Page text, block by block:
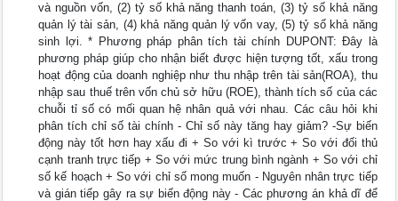
và nguồn vốn, (2) tỷ số khả năng thanh toán, (3) tỷ số khả năng
quản lý tài sản, (4) khả năng quản lý vốn vay, (5) tỷ số khả năng
sinh lợi. * Phương pháp phân tích tài chính DUPONT: Đây là
phương pháp giúp cho nhận biết được hiện tượng tốt, xấu trong
hoạt động của doanh nghiệp như thu nhập trên tài sản(ROA), thu
nhập sau thuế trên vốn chủ sở hữu (ROE), thành tích số của các
chuỗi tỉ số có mối quan hệ nhân quả với nhau. Các câu hỏi khi
phân tích chỉ số tài chính - Chỉ số này tăng hay giảm? -Sự biến
động này tốt hơn hay xấu đi + So với kì trước + So với đối thủ
cạnh tranh trực tiếp + So với mức trung bình ngành + So với chỉ
số kế hoạch + So với chỉ số mong muốn - Nguyên nhân trực tiếp
và gián tiếp gây ra sự biến động này - Các phương án khả dĩ để